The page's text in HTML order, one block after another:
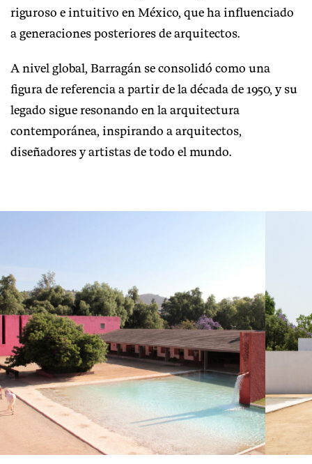
riguroso e intuitivo en México, que ha influenciado
a generaciones posteriores de arquitectos.
A nivel global, Barragán se consolidó como una
figura de referencia a partir de la década de 1950, y su
legado sigue resonando en la arquitectura
contemporánea, inspirando a arquitectos,
diseñadores y artistas de todo el mundo.